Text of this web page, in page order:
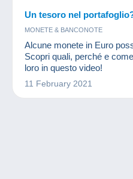
Un tesoro nel
MONETE & BANCONOTE
Alcune monete in Euro
Scopri quali, perché e
loro in questo video!
11 February 2021